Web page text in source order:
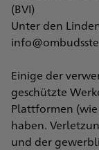
(BVI)
Unter den
Einige der
geschützte
Plattformen
haben.
und der